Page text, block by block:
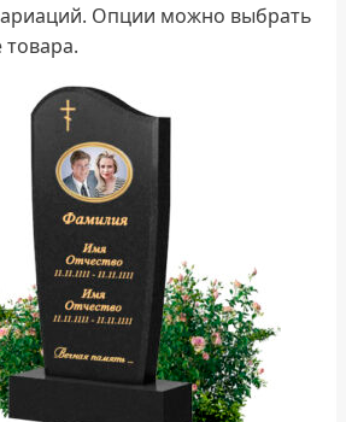
Опции можно выбрать
товара.